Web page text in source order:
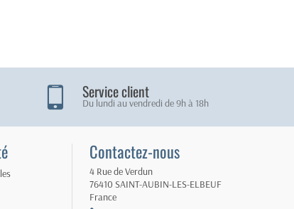
Service client
Du lundi au vendredi de 9h à 18h
Contactez-nous
4 Rue de Verdun
76410 SAINT-AUBIN-LES-ELBEUF
France